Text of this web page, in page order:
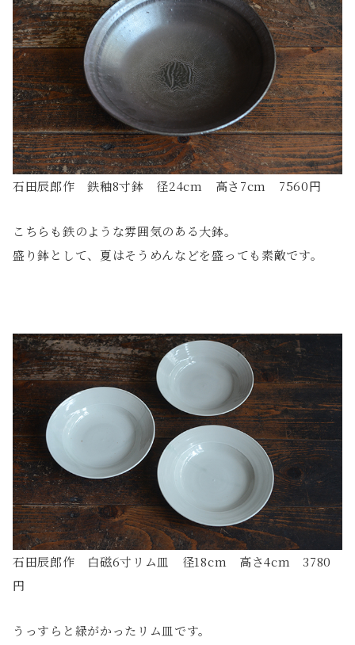
石田辰郎作 鉄釉8寸鉢 径24cm 高さ7cm 7560円
こちらも鉄のような雰囲気のある大鉢。
盛り鉢として、夏はそうめんなどを盛っても素敵です。
石田辰郎作 白磁6寸リム皿 径18cm 高さ4cm 3780
円
うっすらと緑がかったリム皿です。